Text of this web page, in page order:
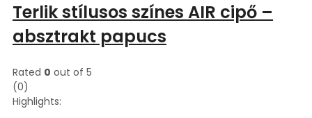
Terlik stílusos színes AIR cipő –
absztrakt papucs
Rated 0 out of 5
(0)
Highlights: